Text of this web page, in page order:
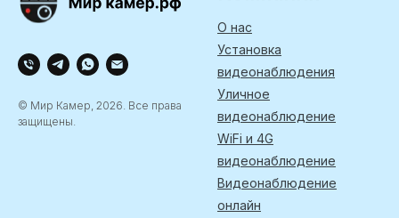
© Мир Камер, 2026. Все права
защищены.
О нас
Установка
видеонаблюдения
Уличное
видеонаблюдение
WiFi и 4G
видеонаблюдение
Видеонаблюдение
онлайн